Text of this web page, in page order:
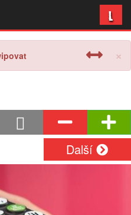
L
×
Další